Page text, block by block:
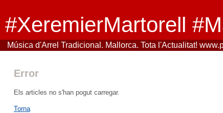
#XeremierMartorell
Música d'Arrel Tradicional. Mallorca. Tota l'Actualitat!
Error
Els articles no s'han pogut carregar.
Torna